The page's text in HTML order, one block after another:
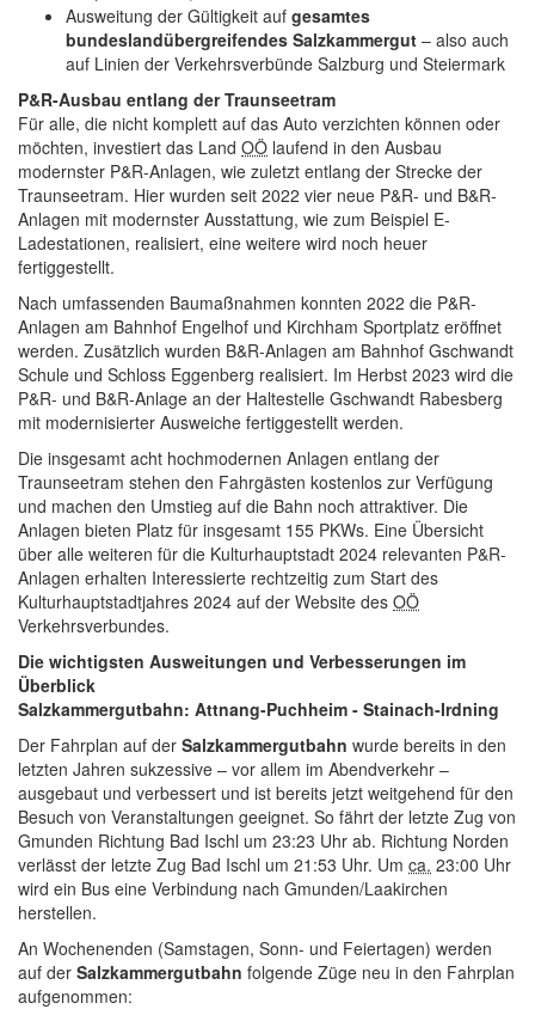
Ausweitung der Gültigkeit auf gesamtes
bundeslandübergreifendes Salzkammergut – also auch
auf Linien der Verkehrsverbünde Salzburg und Steiermark
P&R-Ausbau entlang der Traunseetram
Für alle, die nicht komplett auf das Auto verzichten können oder
möchten, investiert das Land OÖ laufend in den Ausbau
modernster P&R-Anlagen, wie zuletzt entlang der Strecke der
Traunseetram. Hier wurden seit 2022 vier neue P&R- und B&R-
Anlagen mit modernster Ausstattung, wie zum Beispiel E-
Ladestationen, realisiert, eine weitere wird noch heuer
fertiggestellt.
Nach umfassenden Baumaßnahmen konnten 2022 die P&R-
Anlagen am Bahnhof Engelhof und Kirchham Sportplatz eröffnet
werden. Zusätzlich wurden B&R-Anlagen am Bahnhof Gschwandt
Schule und Schloss Eggenberg realisiert. Im Herbst 2023 wird die
P&R- und B&R-Anlage an der Haltestelle Gschwandt Rabesberg
mit modernisierter Ausweiche fertiggestellt werden.
Die insgesamt acht hochmodernen Anlagen entlang der
Traunseetram stehen den Fahrgästen kostenlos zur Verfügung
und machen den Umstieg auf die Bahn noch attraktiver. Die
Anlagen bieten Platz für insgesamt 155 PKWs. Eine Übersicht
über alle weiteren für die Kulturhauptstadt 2024 relevanten P&R-
Anlagen erhalten Interessierte rechtzeitig zum Start des
Kulturhauptstadtjahres 2024 auf der Website des OÖ
Verkehrsverbundes.
Die wichtigsten Ausweitungen und Verbesserungen im
Überblick
Salzkammergutbahn: Attnang-Puchheim - Stainach-Irdning
Der Fahrplan auf der Salzkammergutbahn wurde bereits in den
letzten Jahren sukzessive – vor allem im Abendverkehr –
ausgebaut und verbessert und ist bereits jetzt weitgehend für den
Besuch von Veranstaltungen geeignet. So fährt der letzte Zug von
Gmunden Richtung Bad Ischl um 23:23 Uhr ab. Richtung Norden
verlässt der letzte Zug Bad Ischl um 21:53 Uhr. Um ca. 23:00 Uhr
wird ein Bus eine Verbindung nach Gmunden/Laakirchen
herstellen.
An Wochenenden (Samstagen, Sonn- und Feiertagen) werden
auf der Salzkammergutbahn folgende Züge neu in den Fahrplan
aufgenommen: